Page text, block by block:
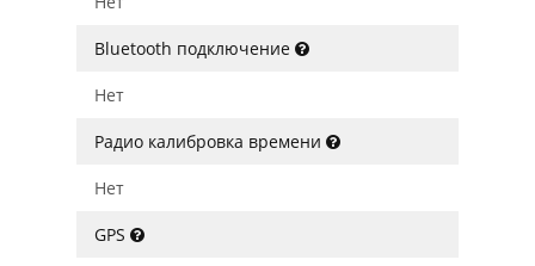
Bluetooth подключение
Нет
Радио калибровка времени
Нет
GPS